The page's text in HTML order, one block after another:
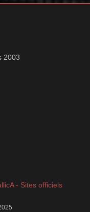
2003
- Sites officiels